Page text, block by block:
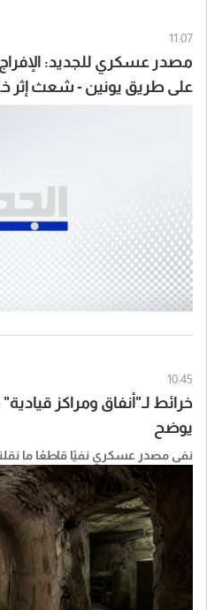
11:07
مصدر عسكري للجديد:
على طريق يونين - شعث
10:45
خرائط لـ"أنفاق ومراكز
يوضح
نفى مصدر عسكري نفيًا قاطعًا ما نقلته